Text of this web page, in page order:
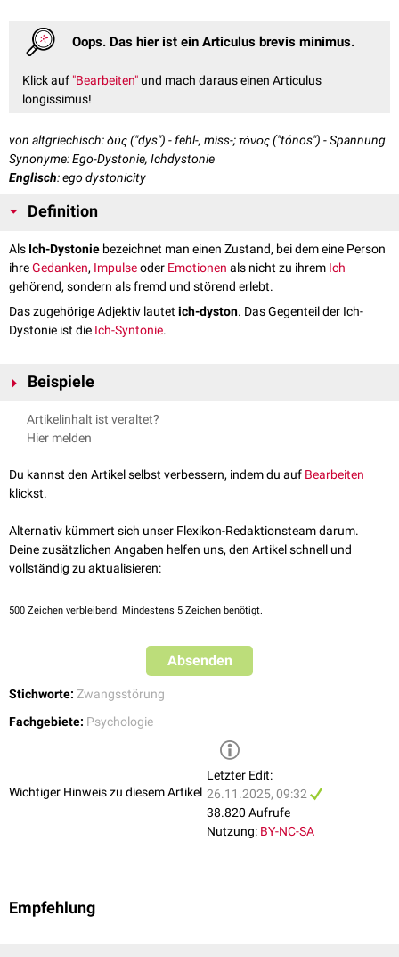
Oops. Das hier ist ein Articulus brevis minimus.
Klick auf "Bearbeiten" und mach daraus einen Articulus
longissimus!
von altgriechisch: δύς ("dys") - fehl-, miss-; τόνος ("tónos") - Spannung
Synonyme: Ego-Dystonie, Ichdystonie
Englisch: ego dystonicity
Definition
Als Ich-Dystonie bezeichnet man einen Zustand, bei dem eine Person
ihreGedanken, Impulseoder Emotionen als nicht zu ihrem Ich
gehörend, sondern als fremd und störend erlebt.
Das zugehörige Adjektiv lautet ich-dyston. Das Gegenteil der Ich-
Dystonie ist die Ich-Syntonie.
Beispiele
Depression
Panikstörung
Artikelinhalt ist veraltet?
Hier melden
Du kannst den Artikel selbst verbessern, indem du auf Bearbeiten
klickst.
Alternativ kümmert sich unser Flexikon-Redaktionsteam darum.
Deine zusätzlichen Angaben helfen uns, den Artikel schnell und
vollständig zu aktualisieren:
500 Zeichen verbleibend. Mindestens 5 Zeichen benötigt.
Absenden
Stichworte: Zwangsstörung
Fachgebiete: Psychologie
Wichtiger Hinweis zu diesem Artikel
Letzter Edit:
26.11.2025, 09:32
38.820 Aufrufe
Nutzung: BY-NC-SA
Empfehlung